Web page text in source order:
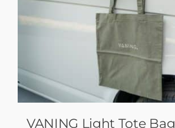
VANING Light Tote Bag